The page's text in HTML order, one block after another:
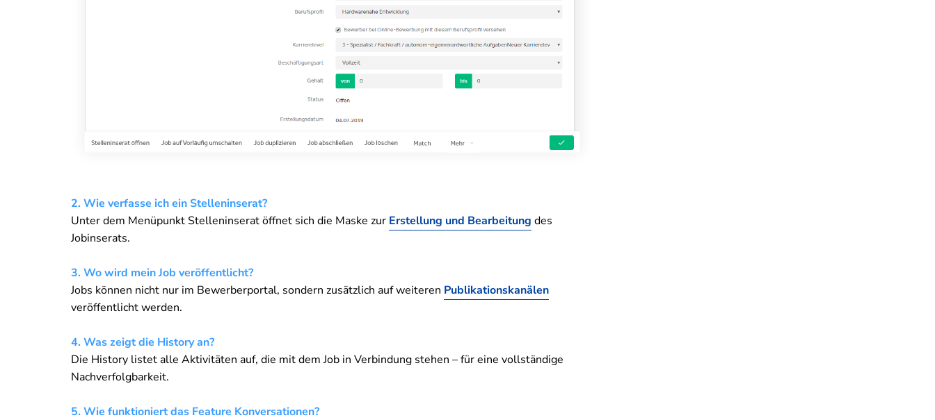
2. Wie verfasse ich ein Stelleninserat?
Unter dem Menüpunkt Stelleninserat öffnet sich die Maske zur Erstellung und Bearbeitung des
Jobinserats.
3. Wo wird mein Job veröffentlicht?
Jobs können nicht nur im Bewerberportal, sondern zusätzlich auf weiteren Publikationskanälen
veröffentlicht werden.
4. Was zeigt die History an?
Die History listet alle Aktivitäten auf, die mit dem Job in Verbindung stehen – für eine vollständige
Nachverfolgbarkeit.
5. Wie funktioniert das Feature Konversationen?